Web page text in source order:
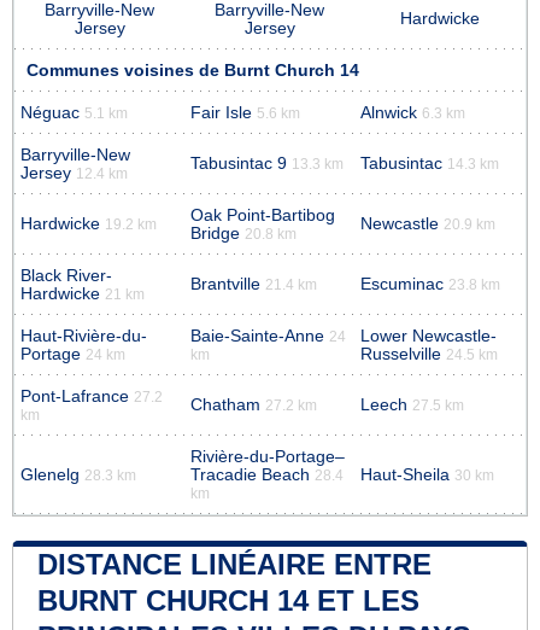
Barryville-New
Jersey
Barryville-New
Jersey
Hardwicke
Communes voisines de Burnt Church 14
Néguac 5.1 km Fair Isle 5.6 km Alnwick 6.3 km
Barryville-New
Jersey 12.4 km
Tabusintac 9 13.3 km Tabusintac 14.3 km
Hardwicke 19.2 km
Oak Point-Bartibog
Bridge 20.8 km
Newcastle 20.9 km
Black River-
Hardwicke 21 km
Brantville 21.4 km Escuminac 23.8 km
Haut-Rivière-du-
Portage 24 km
Baie-Sainte-Anne 24
km
Lower Newcastle-
Russelville 24.5 km
Pont-Lafrance 27.2
km
Chatham 27.2 km Leech 27.5 km
Glenelg 28.3 km
Rivière-du-Portage–
Tracadie Beach 28.4
km
Haut-Sheila 30 km
DISTANCE LINÉAIRE ENTRE
BURNT CHURCH 14 ET LES